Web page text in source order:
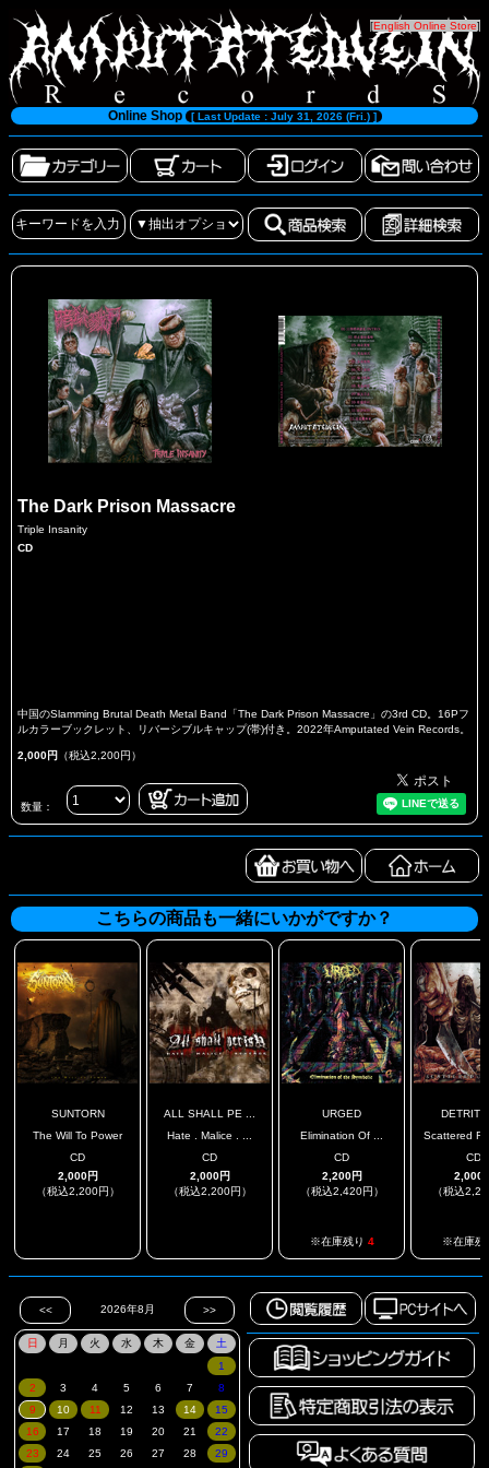
[English Online Store]
Online Shop [ Last Update : July 31, 2026 (Fri.) ]
The Dark Prison Massacre
Triple Insanity
CD
中国のSlamming Brutal Death Metal Band「The Dark Prison Massacre」の3rd CD。16Pフ
ルカラーブックレット、リバーシブルキャップ(帯)付き。2022年Amputated Vein Records。
2,000円 （税込2,200円）
数量：
こちらの商品も一緒にいかがですか？
SUNTORN
The Will To Power
CD
2,000円
（税込2,200円）
ALL SHALL PE ...
Hate . Malice . ...
CD
2,000円
（税込2,200円）
URGED
Elimination Of ...
CD
2,200円
（税込2,420円）
※在庫残り 4
Scattered
CD
2,000
（税込
※在庫残